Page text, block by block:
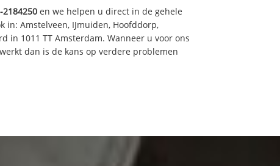
2184250 en we helpen u direct in de gehele
in: Amstelveen, IJmuiden, Hoofddorp,
in 1011 TT Amsterdam. Wanneer u voor ons
dan is de kans op verdere problemen